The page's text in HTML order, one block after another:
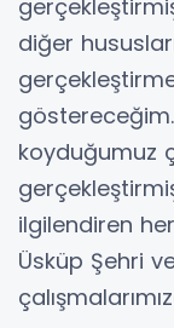
diğer
göstereceğim.
koyduğumuz
ilgilendiren
Üsküp Şehri